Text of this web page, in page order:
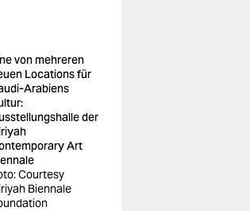
von mehreren
Locations für
Arabiens
der
Art
Courtesy
Biennale